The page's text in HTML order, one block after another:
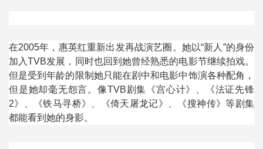
在2005年，惠英红重新出发再战演艺圈。她以“新人 ”的身份
加入TVB发展，同时也回到她曾经熟悉的电影节继续拍戏。
但是受到年龄的限制她只能在剧中和电影中饰演各种配角，
但是她却毫无怨言。像TVB剧集《宫心计》、《法证先锋
2》、《铁马寻桥》、《倚天屠龙记》、《搜神传》等剧集
都能看到她的身影。